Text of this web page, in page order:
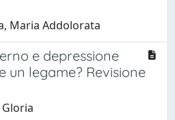
Maria Addolorata
e depressione
un legame? Revisione